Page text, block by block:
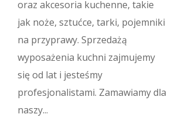
oraz akcesoria kuchenne, takie
jak noże, sztućce, tarki, pojemniki
na przyprawy. Sprzedażą
wyposażenia kuchni zajmujemy
się od lat i jesteśmy
profesjonalistami. Zamawiamy dla
naszy...